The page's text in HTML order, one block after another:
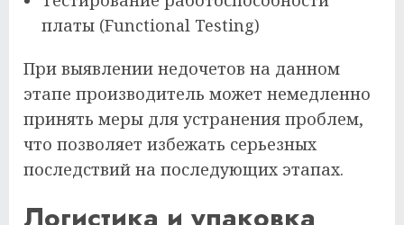
платы (Functional Testing)
При выявлении недочетов на данном
этапе производитель может немедленно
принять меры для устранения проблем,
что позволяет избежать серьезных
последствий на последующих этапах.
Логистика и упаковка